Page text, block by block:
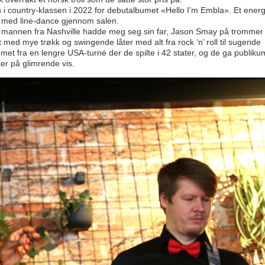
klassen i 2022 for debutalbumet «Hello I’m Embla». Et
line-dance gjennom salen.
fra Nashville hadde meg seg sin far, Jason Smay på trommer
mye trøkk og swingende låter med alt fra rock ‘n’ roll til sugende
fra en lengre USA-turné der de spilte i 42 stater, og de ga
på glimrende vis.